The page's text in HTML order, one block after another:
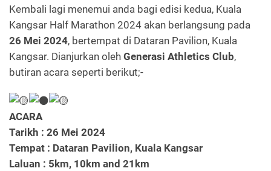
Kembali lagi menemui anda bagi edisi kedua, Kuala
Kangsar Half Marathon 2024 akan berlangsung pada
26 Mei 2024, bertempat di Dataran Pavilion, Kuala
Kangsar. Dianjurkan oleh Generasi Athletics Club,
butiran acara seperti berikut;-
ACARA
Tarikh : 26 Mei 2024
Tempat : Dataran Pavilion, Kuala Kangsar
Laluan : 5km, 10km and 21km